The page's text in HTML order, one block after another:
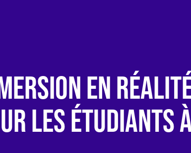
EN
LES ÉTUDIANTS